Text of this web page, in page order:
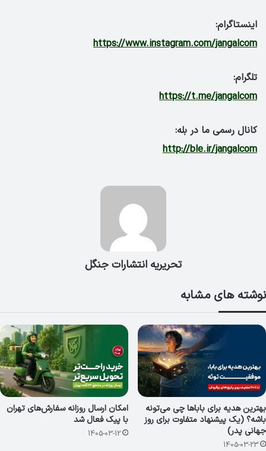
اینستاگرام:
https://www.instagram.com/jangalcom
تلگرام:
https://t.me/jangalcom
کانال رسمی ما در بله:
http://ble.ir/jangalcom
تحریریه انتشارات جنگل
نوشته های مشابه
بهترین هدیه برای باباها چی می‌تونه
باشه؟ (یک پیشنهاد متفاوت برای روز
جهانی پدر)
1405-03-23
امکان ارسال روزانه سفارش‌های تهران
با پیک فعال شد
1405-03-12